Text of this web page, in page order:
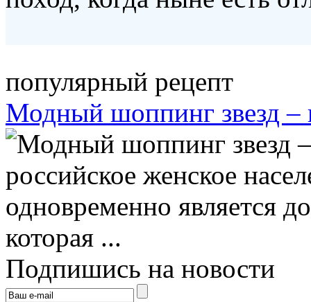
популярный рецепт
Модный шоппинг звезд –
российское женское
одновременно является
которая ...
Подпишись на новости